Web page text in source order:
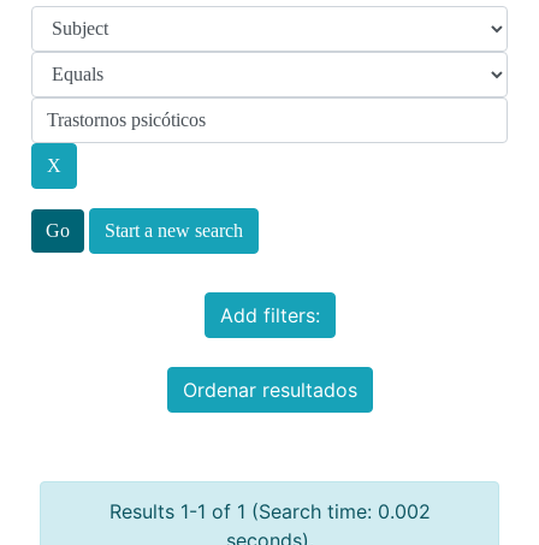
Start a new search
Add filters:
Ordenar resultados
Results 1-1 of 1 (Search time: 0.002